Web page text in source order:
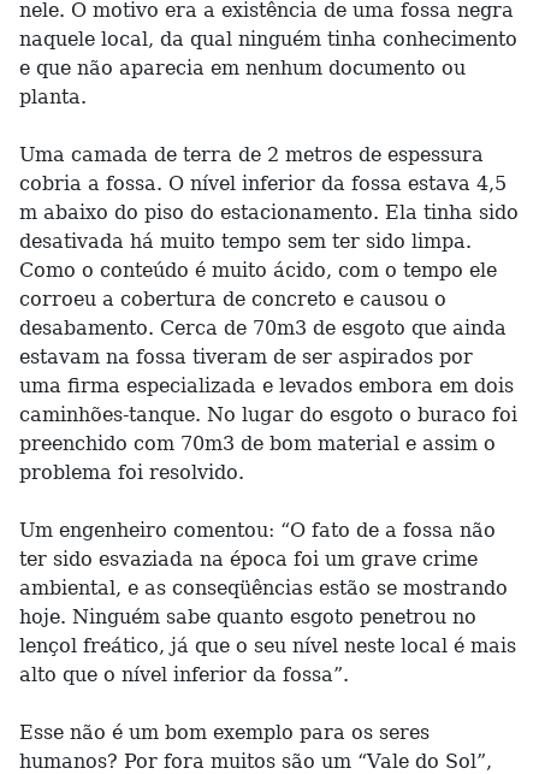
nele. O motivo era a existência de uma fossa negra
naquele local, da qual ninguém tinha conhecimento
e que não aparecia em nenhum documento ou
planta.
Uma camada de terra de 2 metros de espessura
cobria a fossa. O nível inferior da fossa estava 4,5
m abaixo do piso do estacionamento. Ela tinha sido
desativada há muito tempo sem ter sido limpa.
Como o conteúdo é muito ácido, com o tempo ele
corroeu a cobertura de concreto e causou o
desabamento. Cerca de 70m3 de esgoto que ainda
estavam na fossa tiveram de ser aspirados por
uma firma especializada e levados embora em dois
caminhões-tanque. No lugar do esgoto o buraco foi
preenchido com 70m3 de bom material e assim o
problema foi resolvido.
Um engenheiro comentou: “O fato de a fossa não
ter sido esvaziada na época foi um grave crime
ambiental, e as conseqüências estão se mostrando
hoje. Ninguém sabe quanto esgoto penetrou no
lençol freático, já que o seu nível neste local é mais
alto que o nível inferior da fossa”.
Esse não é um bom exemplo para os seres
humanos? Por fora muitos são um “Vale do Sol”,